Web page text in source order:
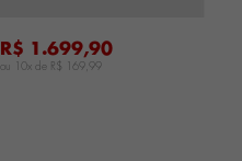
R$ 1.699,90
ou 10x de R$ 169,99